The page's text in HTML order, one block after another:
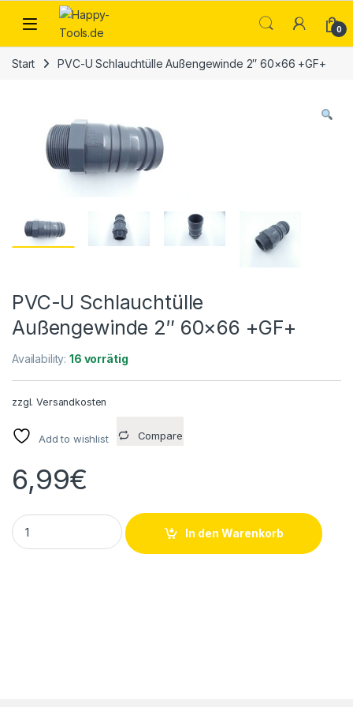
Skip to navigation
Skip to content
Open 0
Start PVC-U Schlauchtülle Außengewinde 2″ 60×66 +GF+
PVC-U Schlauchtülle
Außengewinde 2″ 60×66 +GF+
Availability:16 vorrätig
zzgl.Versandkosten
Add to wishlist Compare
6,99€
PVC-U Schlauchtülle Außengewinde 2" 60x66 +GF+ quantity
In den Warenkorb